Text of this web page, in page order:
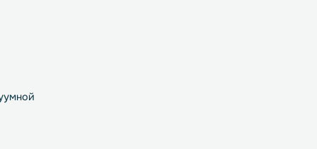
при
состояния и
фольгу,